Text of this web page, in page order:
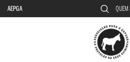
AEPGA QUEM